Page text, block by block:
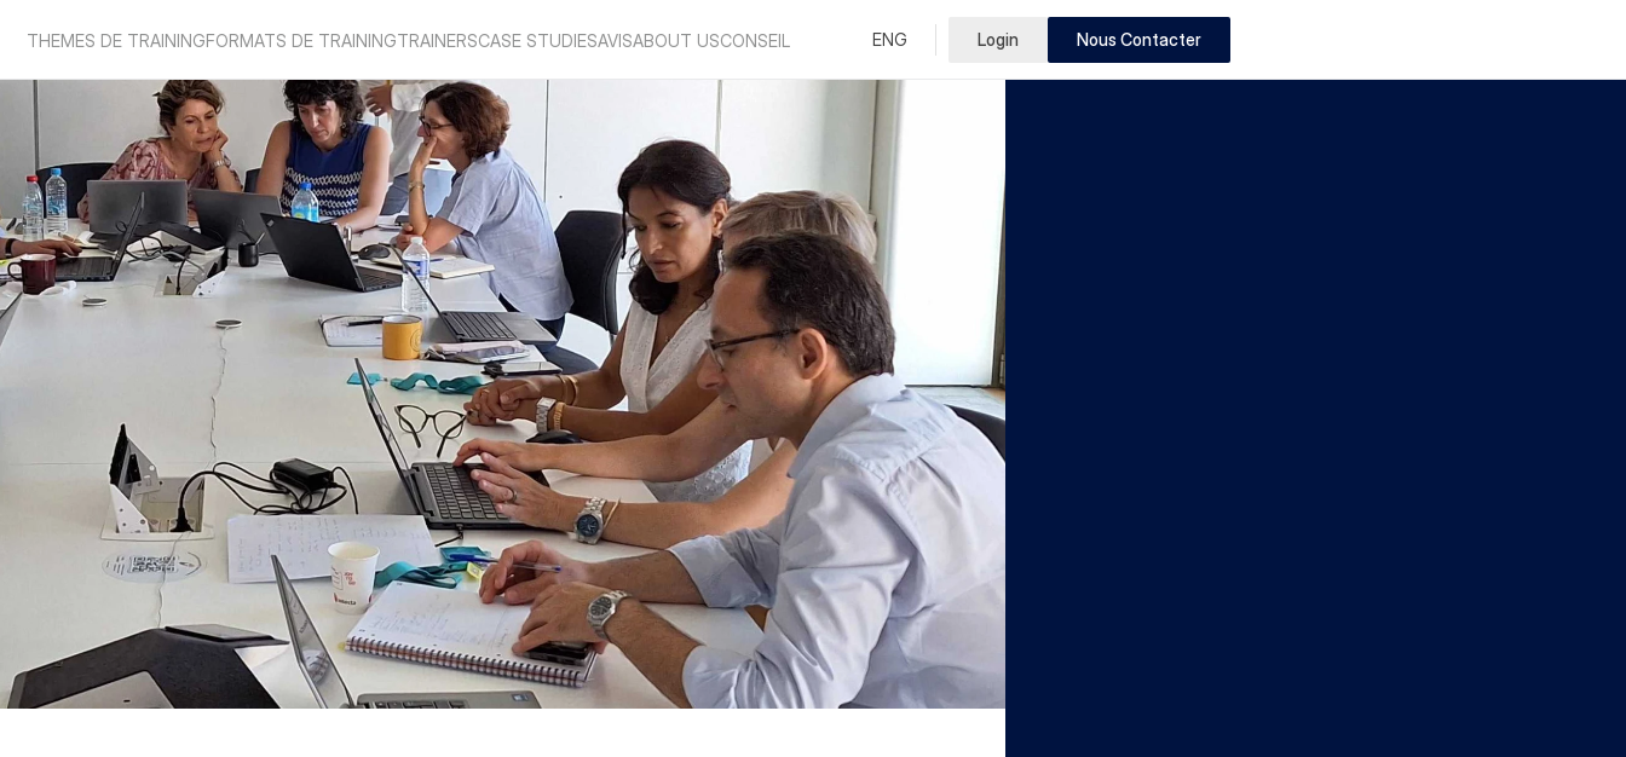
THEMES DE TRAININGFORMATS DE TRAININGTRAINERSCASE STUDIESAVISABOUT USCONSEIL
Select Language
French
ENG Login Nous Contacter